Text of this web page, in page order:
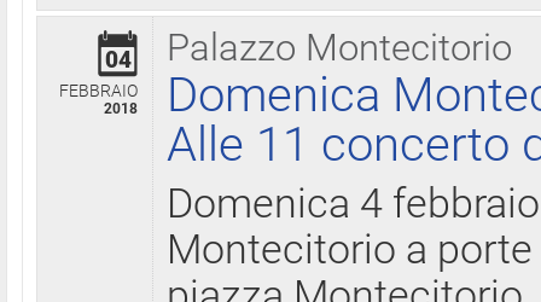
Palazzo Montecitorio
04
FEBBRAIO
2018
Domenica
Alle 11 concerto
Domenica 4
Montecitorio a